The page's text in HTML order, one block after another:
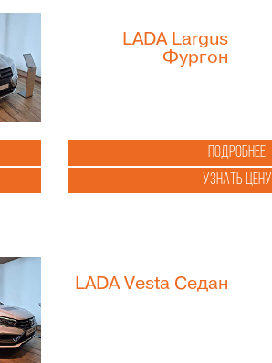
LADA Largus
Фургон
Подробнее
Узнать цену
LADA Vesta Седан